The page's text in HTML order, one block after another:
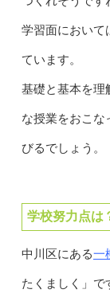
学習面において
ています。
基礎と基本を理
な授業をおこな
びるでしょう。
学校努力点は
中川区にある一
たくましく」で